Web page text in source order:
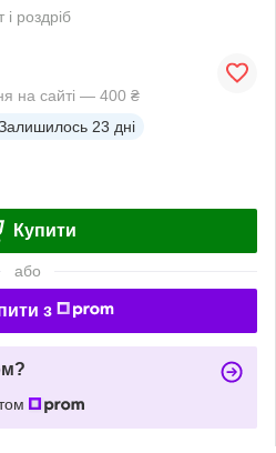
і роздріб
на сайті — 400 ₴
23 дні
Купити
або
з